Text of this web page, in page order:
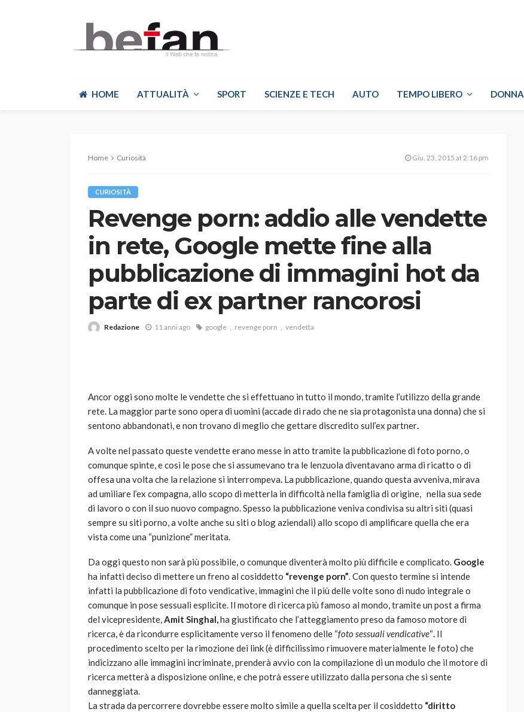
HOME ATTUALITÀ SPORT SCIENZE E TECH AUTO TEMPO LIBERO DONNA
Home Curiosità Giu. 23, 2015 at 2:16 pm
CURIOSITÀ
Revenge porn: addio alle vendette
in rete, Google mette fine alla
pubblicazione di immagini hot da
parte di ex partner rancorosi
Redazione 11 anni ago google revenge porn vendetta
Ancor oggi sono molte le vendette che si effettuano in tutto il mondo, tramite l’utilizzo della grande
rete. La maggior parte sono opera di uomini (accade di rado che ne sia protagonista una donna) che si
sentono abbandonati, e non trovano di meglio che gettare discredito sull’ex partner.
A volte nel passato queste vendette erano messe in atto tramite la pubblicazione di foto porno, o
comunque spinte, e così le pose che si assumevano tra le lenzuola diventavano arma di ricatto o di
offesa una volta che la relazione si interrompeva. La pubblicazione, quando questa avveniva, mirava
ad umiliare l’ex compagna, allo scopo di metterla in difficoltà nella famiglia di origine, nella sua sede
di lavoro o con il suo nuovo compagno. Spesso la pubblicazione veniva condivisa su altri siti (quasi
sempre su siti porno, a volte anche su siti o blog aziendali) allo scopo di amplificare quella che era
vista come una “punizione” meritata.
Da oggi questo non sarà più possibile, o comunque diventerà molto più difficile e complicato. Google
ha infatti deciso di mettere un freno al cosiddetto “revenge porn”. Con questo termine si intende
infatti la pubblicazione di foto vendicative, immagini che il più delle volte sono di nudo integrale o
comunque in pose sessuali esplicite. Il motore di ricerca più famoso al mondo, tramite un post a firma
del vicepresidente,Amit Singhal,ha giustificato che l’atteggiamento preso da famoso motore di
ricerca, è da ricondurre esplicitamente verso il fenomeno delle “foto sessuali vendicative“. Il
procedimento scelto per la rimozione dei link (è difficilissimo rimuovere materialmente le foto) che
indicizzano alle immagini incriminate, prenderà avvio con la compilazione di un modulo che il motore di
ricerca metterà a disposizione online, e che potrà essere utilizzato dalla persona che si sente
danneggiata.
La strada da percorrere dovrebbe essere molto simile a quella scelta per il cosiddetto “diritto
Robot tagliaerba: quale
scegliere per il tuo prato
passione per
l’automobilismo
abbracciano la stessa causa